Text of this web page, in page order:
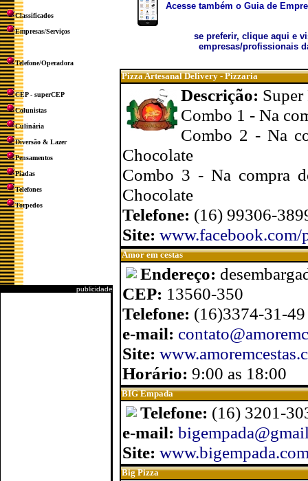
Classificados
Empresas/Serviços
Telefone/Operadora
CEP - superCEP
Colunistas
Culinária
Diversão & Lazer
Pensamentos
Piadas
Telefones
Torpedos
publicidade
Acesse também o Guia de
se preferir, clique aqui e
empresas/profissionais
Pizza Artesanal Delivery - Pizzaria
Descrição: Super
Combo 1 - Na
Combo 2 - Na
Chocolate
Combo 3 - Na compra
Chocolate
Telefone: (16) 99306-
Site: www.facebook.com/
Amor em cestas
Endereço:
CEP: 13560-350
Telefone: (16)3374-31-
e-mail:
Site:
Horário: 9:00 as 18:00
BIG Empada
Telefone: (16) 3201-
e-mail:
Site:
Big Pizza